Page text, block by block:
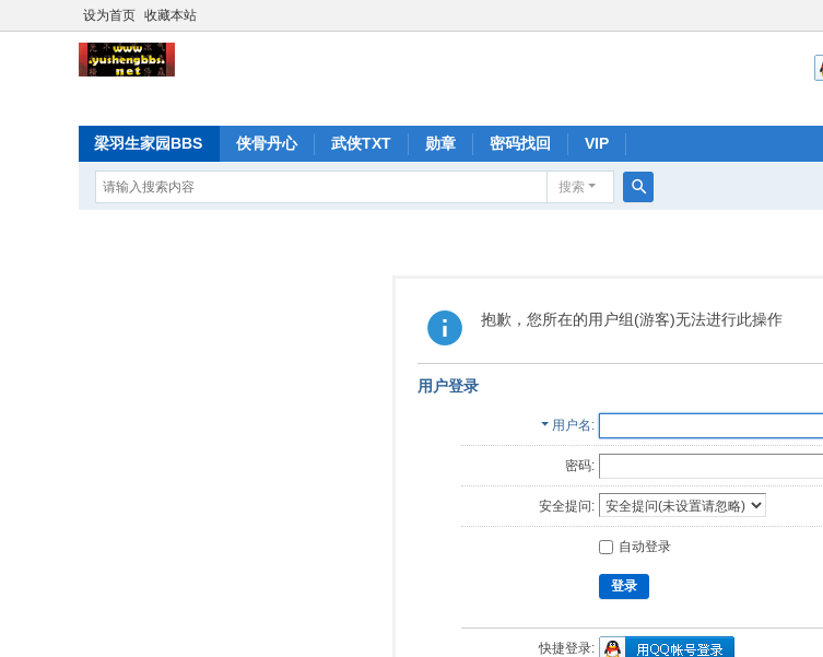
设为首页 收藏本站
梁羽生家园BBS 侠骨丹心 武侠TXT 勋章 密码找回 VIP
搜索
抱歉，您所在的用户组(游客)无法进行此操作
用户登录
用户名
密码:
安全提问:
自动登录
登录
快捷登录: